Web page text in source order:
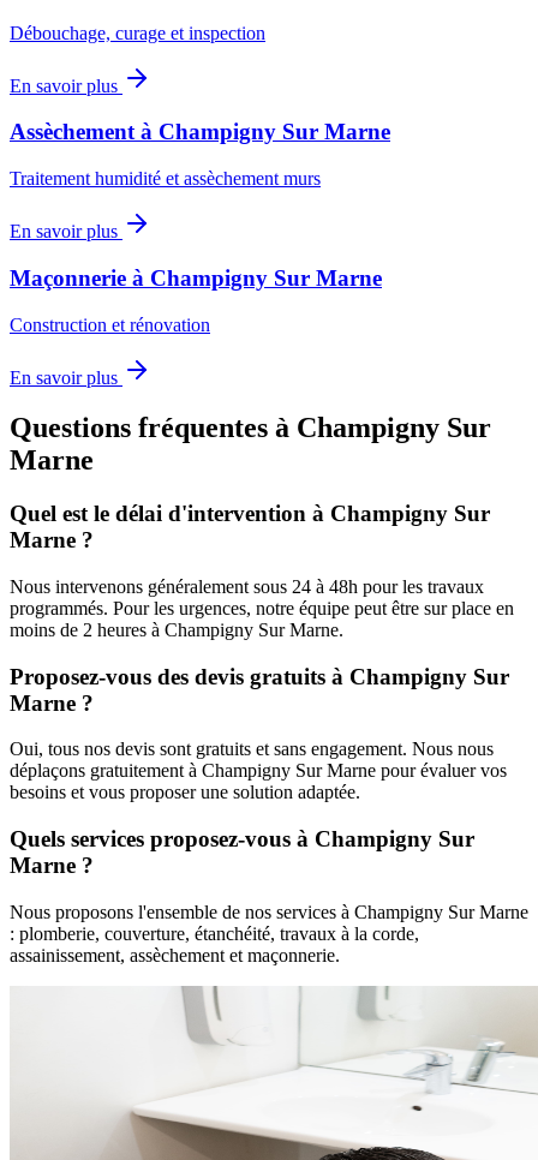
Débouchage, curage et inspection
En savoir plus
Assèchementà Champigny Sur Marne
Traitement humidité et assèchement murs
En savoir plus
Maçonnerie à Champigny Sur Marne
Construction et rénovation
En savoir plus
Questions fréquentes à Champigny Sur
Marne
Quel est le délai d'intervention à Champigny Sur
Marne ?
Nous intervenons généralement sous 24 à 48h pour les travaux
programmés. Pour les urgences, notre équipe peut être sur place en
moins de 2 heures à Champigny Sur Marne.
Proposez-vous des devis gratuits à Champigny Sur
Marne ?
Oui, tous nos devis sont gratuits et sans engagement. Nous nous
déplaçons gratuitement à Champigny Sur Marne pour évaluer vos
besoins et vous proposer une solution adaptée.
Quels services proposez-vous à Champigny Sur
Marne ?
Nous proposons l'ensemble de nos services à Champigny Sur Marne
: plomberie, couverture, étanchéité, travaux à la corde,
assainissement, assèchement et maçonnerie.